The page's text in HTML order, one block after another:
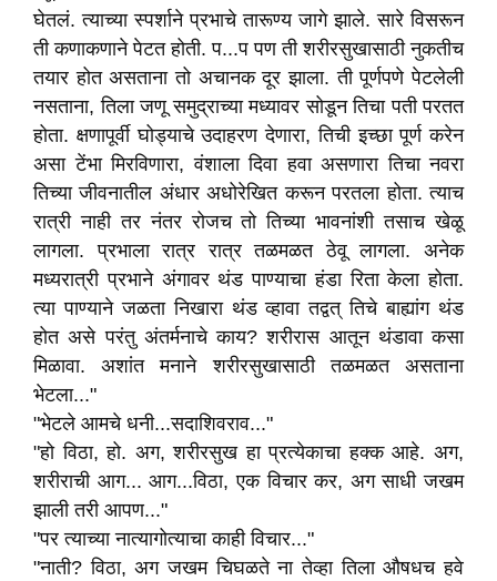
घेतलं. त्याच्या स्पर्शाने प्रभाचे तारूण्य जागे झाले. सारे विसरून
ती कणाकणाने पेटत होती. प...प पण ती शरीरसुखासाठी नुकतीच
तयार होत असताना तो अचानक दूर झाला. ती पूर्णपणे पेटलेली
नसताना, तिला जणू समुद्राच्या मध्यावर सोडून तिचा पती परतत
होता. क्षणापूर्वी घोड्याचे उदाहरण देणारा, तिची इच्छा पूर्ण करेन
असा टेंभा मिरविणारा, वंशाला दिवा हवा असणारा तिचा नवरा
तिच्या जीवनातील अंधार अधोरेखित करून परतला होता. त्याच
रात्री नाही तर नंतर रोजच तो तिच्या भावनांशी तसाच खेळू
लागला. प्रभाला रात्र रात्र तळमळत ठेवू लागला. अनेक
मध्यरात्री प्रभाने अंगावर थंड पाण्याचा हंडा रिता केला होता.
त्या पाण्याने जळता निखारा थंड व्हावा तद्वत् तिचे बाह्यांग थंड
होत असे परंतु अंतर्मनाचे काय? शरीरास आतून थंडावा कसा
मिळावा. अशांत मनाने शरीरसुखासाठी तळमळत असताना
भेटला..."
"भेटले आमचे धनी...सदाशिवराव..."
"हो विठा, हो. अग, शरीरसुख हा प्रत्येकाचा हक्क आहे. अग,
शरीराची आग... आग...विठा, एक विचार कर, अग साधी जखम
झाली तरी आपण..."
"पर त्याच्या नात्यागोत्याचा काही विचार..."
"नाती? विठा, अग जखम चिघळते ना तेव्हा तिला औषधच हवे